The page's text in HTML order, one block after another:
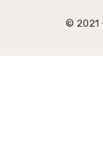
© 2021